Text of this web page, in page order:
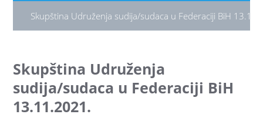
Skupština Udruženja sudija/sudaca u Federaciji BiH
Skupština Udruženja
sudija/sudaca u Federaciji BiH
13.11.2021.